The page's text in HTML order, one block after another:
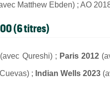
Matthew Ebden) ; AO
(6 titres)
(avec Qureshi) ; Paris 2012
; Indian Wells 2023